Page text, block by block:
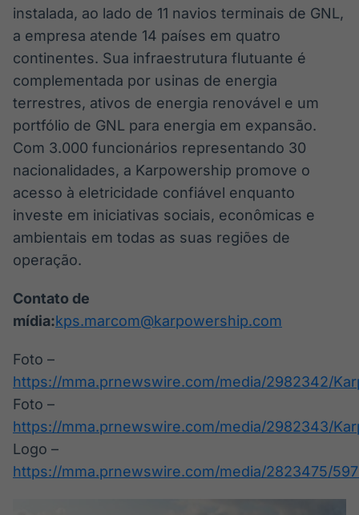
instalada, ao lado de 11 navios terminais de GNL,
a empresa atende 14 países em quatro
continentes. Sua infraestrutura flutuante é
complementada por usinas de energia
terrestres, ativos de energia renovável e um
portfólio de GNL para energia em expansão.
Com 3.000 funcionários representando 30
nacionalidades, a Karpowership promove o
acesso à eletricidade confiável enquanto
investe em iniciativas sociais, econômicas e
ambientais em todas as suas regiões de
operação.
Contato de
mídia:kps.marcom@karpowership.com
Foto –
https://mma.prnewswire.com/media/2982342/
Foto –
https://mma.prnewswire.com/media/2982343/
Logo –
https://mma.prnewswire.com/media/2823475/